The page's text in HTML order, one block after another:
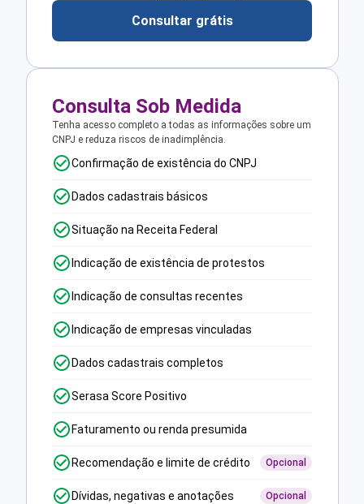
Consultar grátis
Consulta Sob Medida
Tenha acesso completo a todas as informações sobre um
CNPJ e reduza riscos de inadimplência.
Confirmação de existência do CNPJ
Dados cadastrais básicos
Situação na Receita Federal
Indicação de existência de protestos
Indicação de consultas recentes
Indicação de empresas vinculadas
Dados cadastrais completos
Serasa Score Positivo
Faturamento ou renda presumida
Recomendação e limite de crédito Opcional
Dívidas, negativas e anotações Opcional